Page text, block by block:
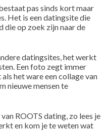
pas sinds kort maar
Het is een datingsite die
die op zoek zijn naar de
datingsites, het werkt
Een foto zegt immer
het ware een collage van
nieuwe mensen te
ROOTS dating, zo lees je
en kom je te weten wat